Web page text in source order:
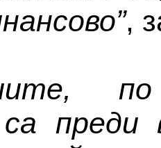
,
преди